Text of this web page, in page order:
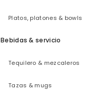
Platos, platones & bowls
Bebidas & servicio
Tequilero & mezcaleros
Tazas & mugs